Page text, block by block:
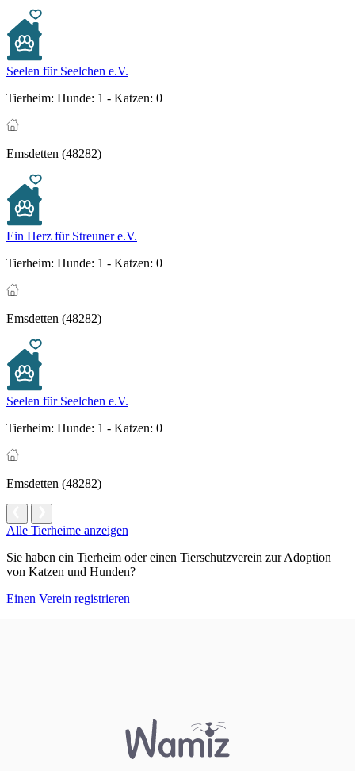
Seelen für Seelchen e.V.
Tierheim: Hunde: 1 - Katzen: 0
Emsdetten (48282)
Ein Herz für Streuner e.V.
Tierheim: Hunde: 1 - Katzen: 0
Emsdetten (48282)
Seelen für Seelchen e.V.
Tierheim: Hunde: 1 - Katzen: 0
Emsdetten (48282)
Alle Tierheime anzeigen
Sie haben ein Tierheim oder einen Tierschutzverein zur Adoption
von Katzen und Hunden?
Einen Verein registrieren